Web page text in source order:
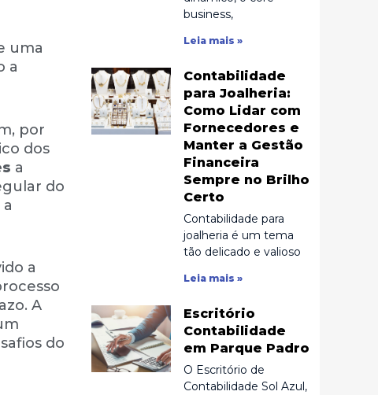
uma
a
por
dos
a
do
a
A
do
business,
Leia mais »
Contabilidade
para Joalheria:
Como Lidar com
Fornecedores e
Manter a Gestão
Financeira
Sempre no Brilho
Certo
Contabilidade para
joalheria é um tema
tão delicado e valioso
Leia mais »
Escritório
Contabilidade
em Parque Padro
O Escritório de
Contabilidade Sol Azul,